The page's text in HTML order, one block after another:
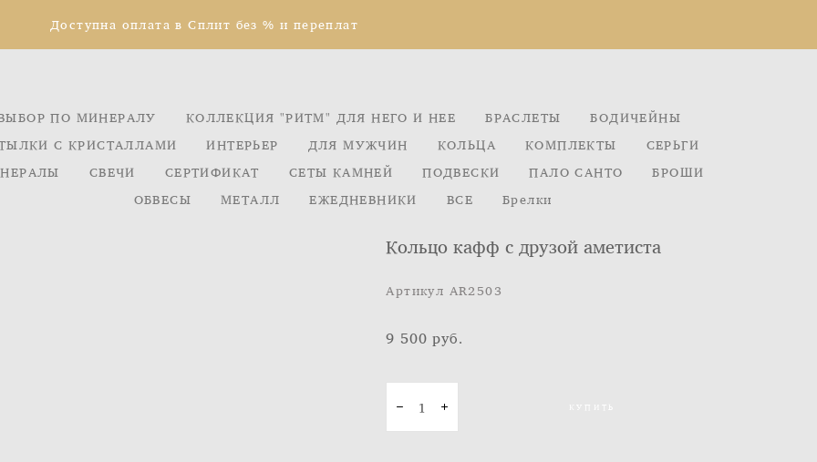
Доступна оплата в Сплит без % и переплат
ПО МИНЕРАЛУ КОЛЛЕКЦИЯ "РИТМ" ДЛЯ НЕГО И НЕЕ БРАСЛЕТЫ
БОДИЧЕЙНЫ
С КРИСТАЛЛАМИ
ИНТЕРЬЕР ДЛЯ МУЖЧИН КОЛЬЦА КОМПЛЕКТЫ
СЕРЬГИ
СВЕЧИ СЕРТИФИКАТ СЕТЫ КАМНЕЙ ПОДВЕСКИ ПАЛО САНТО
БРОШИ
ОБВЕСЫ
МЕТАЛЛ ЕЖЕДНЕВНИКИ ВСЕ Брелки
Кольцо кафф с друзой аметиста
Артикул AR2503
9 500 pуб.
КУПИТЬ